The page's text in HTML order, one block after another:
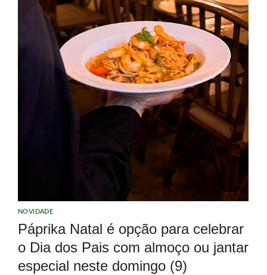
NOVIDADE
Páprika Natal é opção para celebrar
o Dia dos Pais com almoço ou jantar
especial neste domingo (9)